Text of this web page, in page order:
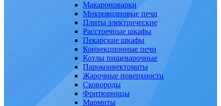
Макароноварки
Микроволновые печи
Плиты электрические
Расстоечные шкафы
Пекарские шкафы
Конвекционные печи
Котлы пищеварочные
Пароконвектоматы
Жарочные поверхности
Сковороды
Фритюрницы
Мармиты